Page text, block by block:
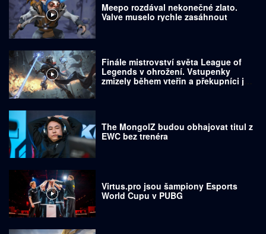
Meepo rozdával nekonečné zlato.
Valve muselo rychle zasáhnout
Finále mistrovství světa League of
Legends v ohrožení. Vstupenky
zmizely během vteřin a překupníci je
The MongolZ budou obhajovat titul z
EWC bez trenéra
Virtus.pro jsou šampiony Esports
World Cupu v PUBG